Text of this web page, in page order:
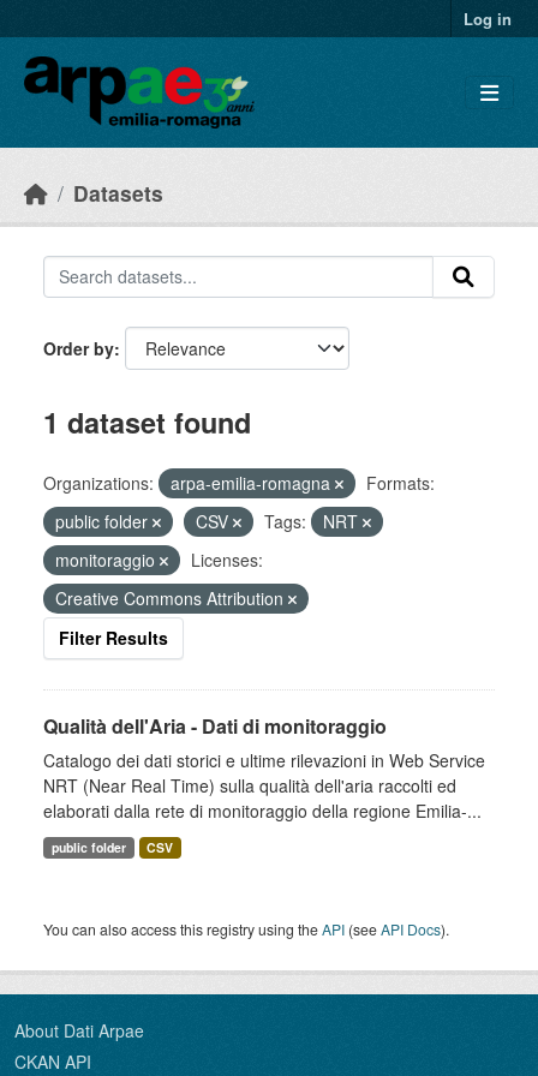
Log in
Datasets
Order by
1 dataset found
Organizations: arpa-emilia-romagna
Formats:
public folder
CSV Tags:
NRT
monitoraggio
Licenses:
Creative Commons Attribution
Filter Results
Qualità dell'Aria - Dati di monitoraggio
Catalogo dei dati storici e ultime rilevazioni in Web Service
NRT (Near Real Time) sulla qualità dell'aria raccolti ed
elaborati dalla rete di monitoraggio della regione Emilia-...
public folder CSV
You can also access this registry using theAPI (seeAPI Docs).
About Dati Arpae
CKAN API